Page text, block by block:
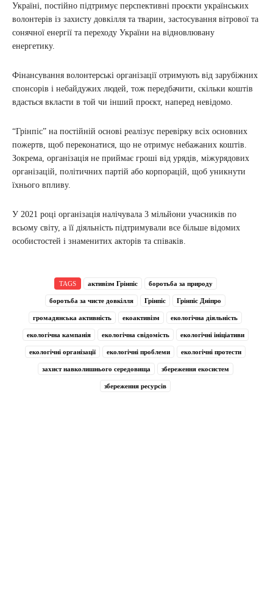
Україні, постійно підтримує перспективні проєкти українських
волонтерів із захисту довкілля та тварин, застосування вітрової та
сонячної енергії та переходу України на відновлювану
енергетику.
Фінансування волонтерські організації отримують від зарубіжних
спонсорів і небайдужих людей, тож передбачити, скільки коштів
вдасться вкласти в той чи інший проєкт, наперед невідомо.
“Грінпіс” на постійній основі реалізує перевірку всіх основних
пожертв, щоб переконатися, що не отримує небажаних коштів.
Зокрема, організація не приймає гроші від урядів, міжурядових
організацій, політичних партій або корпорацій, щоб уникнути
їхнього впливу.
У 2021 році організація налічувала 3 мільйони учасників по
всьому світу, а її діяльність підтримували все більше відомих
особистостей і знаменитих акторів та співаків.
TAGS активізм Грінпіс боротьба за природу
боротьба за чисте довкілля Грінпіс Грінпіс Дніпро
громадянська активність екоактивізм екологічна діяльність
екологічна кампанія екологічна свідомість екологічні ініціативи
екологічні організації екологічні проблеми екологічні протести
захист навколишнього середовища збереження екосистем
збереження ресурсів